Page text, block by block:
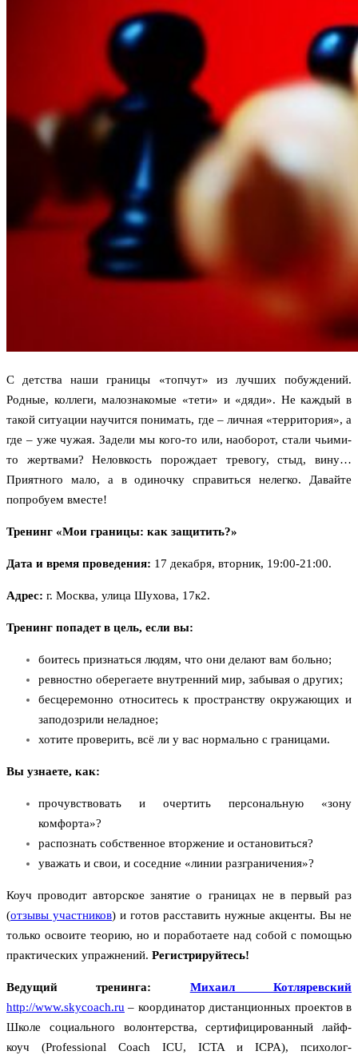
С детства наши границы «топчут» из лучших побуждений.
Родные, коллеги, малознакомые «тети» и «дяди». Не каждый в
такой ситуации научится понимать, где – личная «территория», а
где – уже чужая. Задели мы кого-то или, наоборот, стали чьими-
то жертвами? Неловкость порождает тревогу, стыд, вину…
Приятного мало, а в одиночку справиться нелегко. Давайте
попробуем вместе!
Тренинг «Мои границы: как защитить?»
Дата и время проведения: 17 декабря, вторник, 19:00-21:00.
Адрес: г. Москва, улица Шухова, 17к2.
Тренинг попадет в цель, если вы:
боитесь признаться людям, что они делают вам больно;
ревностно оберегаете внутренний мир, забывая о других;
бесцеремонно относитесь к пространству окружающих и
заподозрили неладное;
хотите проверить, всё ли у вас нормально с границами.
Вы узнаете, как:
прочувствовать и очертить персональную «зону
комфорта»?
распознать собственное вторжение и остановиться?
уважать и свои, и соседние «линии разграничения»?
Коуч проводит авторское занятие о границах не в первый раз
(отзывы участников) и готов расставить нужные акценты. Вы не
только освоите теорию, но и поработаете над собой с помощью
практических упражнений. Регистрируйтесь!
Ведущий тренинга: Михаил Котляревский
http://www.skycoach.ru – координатор дистанционных проектов в
Школе социального волонтерства, сертифицированный лайф-
коуч (Professional Coach ICU, ICTA и ICPA), психолог-